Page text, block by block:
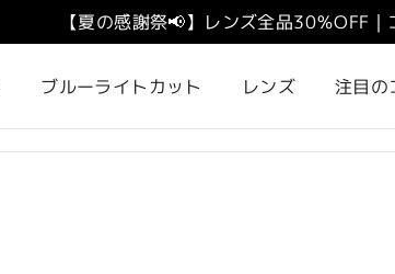
【夏の感謝祭📢】 レンズ全品30％OFF
ブルーライトカット レンズ 注目の